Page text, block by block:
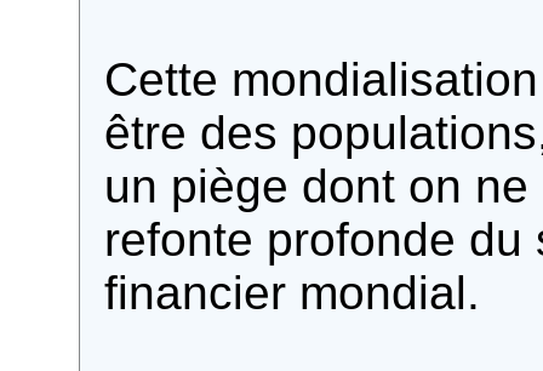
Cette
être des
un piège dont on
refonte profonde
financier mondial.